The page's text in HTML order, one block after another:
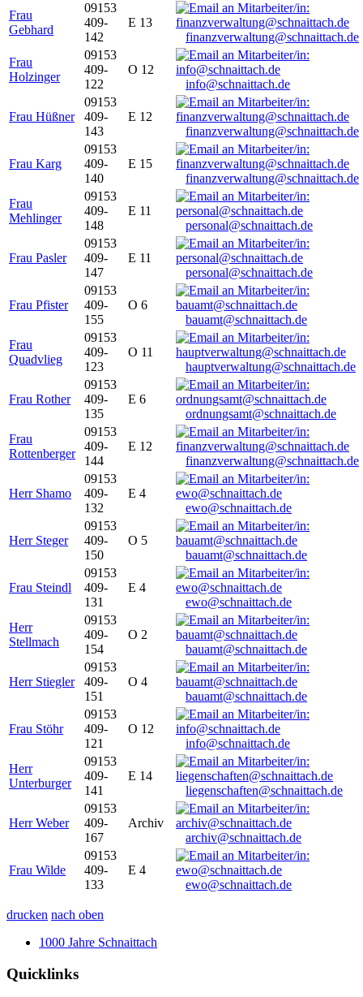
Frau
Gebhard
09153
409-
142
E 13
finanzverwaltung@schnaittach.de
Frau
Holzinger
09153
409-
122
O 12
info@schnaittach.de
Frau Hüßner
09153
409-
143
E 12
finanzverwaltung@schnaittach.de
Frau Karg
09153
409-
140
E 15
finanzverwaltung@schnaittach.de
Frau
Mehlinger
09153
409-
148
E 11
personal@schnaittach.de
Frau Pasler
09153
409-
147
E 11
personal@schnaittach.de
Frau Pfister
09153
409-
155
O 6
bauamt@schnaittach.de
Frau
Quadvlieg
09153
409-
123
O 11
hauptverwaltung@schnaittach.de
Frau Rother
09153
409-
135
E 6
ordnungsamt@schnaittach.de
Frau
Rottenberger
09153
409-
144
E 12
finanzverwaltung@schnaittach.de
Herr Shamo
09153
409-
132
E 4
ewo@schnaittach.de
Herr Steger
09153
409-
150
O 5
bauamt@schnaittach.de
Frau Steindl
09153
409-
131
E 4
ewo@schnaittach.de
Herr
Stellmach
09153
409-
154
O 2
bauamt@schnaittach.de
Herr Stiegler
09153
409-
151
O 4
bauamt@schnaittach.de
Frau Stöhr
09153
409-
121
O 12
info@schnaittach.de
Herr
Unterburger
09153
409-
141
E 14
liegenschaften@schnaittach.de
Herr Weber
09153
409-
167
Archiv
archiv@schnaittach.de
Frau Wilde
09153
409-
133
E 4
ewo@schnaittach.de
drucken nach oben
1000 Jahre Schnaittach
Quicklinks